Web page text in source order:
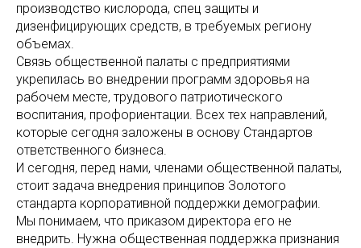
производство кислорода, спец защиты и
дизенфицирующих средств, в требуемых региону
объемах.
Связь общественной палаты с предприятиями
укрепилась во внедрении программ здоровья на
рабочем месте, трудового патриотического
воспитания, профориентации. Всех тех направлений,
которые сегодня заложены в основу Стандартов
ответственного бизнеса.
И сегодня, перед нами, членами общественной палаты,
стоит задача внедрения принципов Золотого
стандарта корпоративной поддержки демографии.
Мы понимаем, что приказом директора его не
внедрить. Нужна общественная поддержка признания